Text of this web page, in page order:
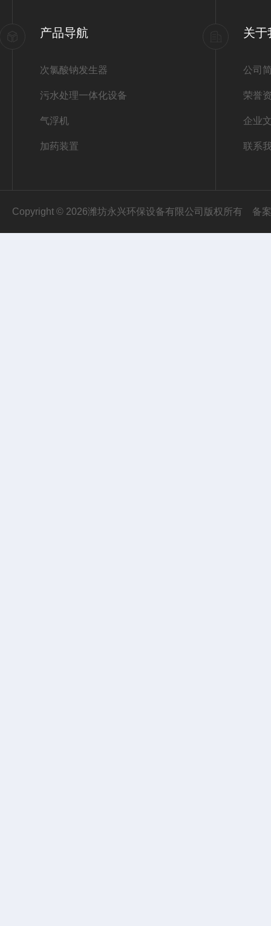
产品导航
次氯酸钠发生器
污水处理一体化设备
气浮机
加药装置
关于
公司
荣誉
企业
联系
Copyright © 2026潍坊永兴环保设备有限公司版权所有 备